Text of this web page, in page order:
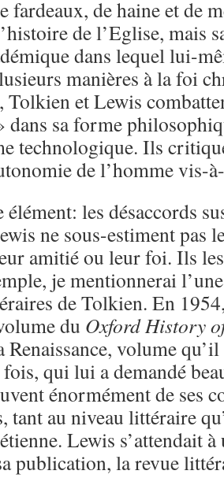
fardeaux, de haine et de
de l’Eglise, mais
dans lequel lui-
manières à la foi
Tolkien et Lewis
dans sa forme
technologique. Ils
de l’homme vis-
les désaccords
ne sous-estiment pas
amitié ou leur foi. Ils
je mentionnerai
de Tolkien. En
du Oxford History
Renaissance, volume
qui lui a demandé
énormément de ses
tant au niveau littéraire
Lewis s’attendait
publication, la revue